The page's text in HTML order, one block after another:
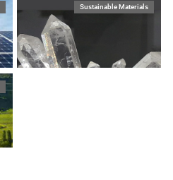
Sustainable Materials